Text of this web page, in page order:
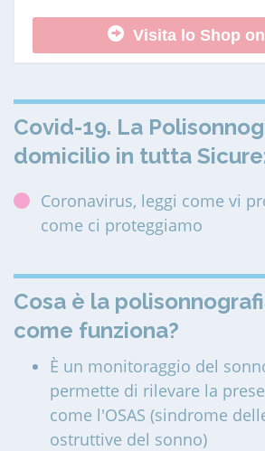
Visita lo Shop
Covid-19. La
domicilio in tutta
Coronavirus, leggi come vi
come ci proteggiamo
Cosa è la
come funziona?
È un monitoraggio del
permette di rilevare la
come l'OSAS (sindrome
ostruttive del sonno)